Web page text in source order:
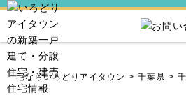
住宅ならいろどりアイタウン 千葉県